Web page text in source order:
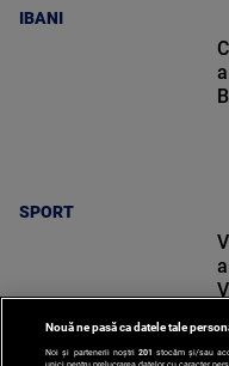
IBANI
SPORT
Nouă ne pasă ca datele tale
Noi și partenerii noștri 201 stocăm și/sau
unici pentru prelucrarea datelor cu caracter